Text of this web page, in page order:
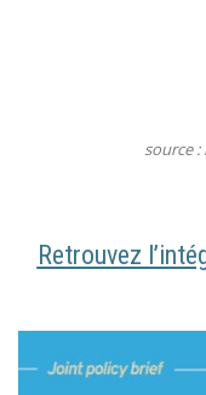
source
Retrouvez